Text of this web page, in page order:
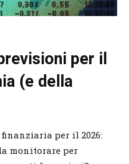
per il
(e della
per il 2026:
monitorare per